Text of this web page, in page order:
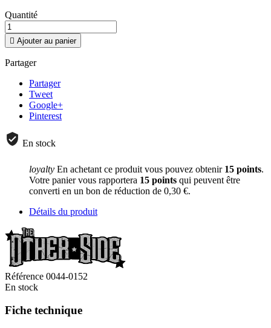
Quantité
 Ajouter au panier
Partager
Partager
Tweet
Google+
Pinterest
En stock
loyalty En achetant ce produit vous pouvez obtenir 15 points.
Votre panier vous rapportera 15 points qui peuvent être
converti en un bon de réduction de 0,30 €.
Détails du produit
Référence 0044-0152
En stock
Fiche technique